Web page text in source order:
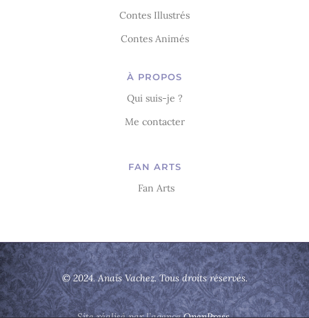
Contes Illustrés
Contes Animés
À PROPOS
Qui suis-je ?
Me contacter
FAN ARTS
Fan Arts
© 2024. Anaïs Vachez. Tous droits réservés.